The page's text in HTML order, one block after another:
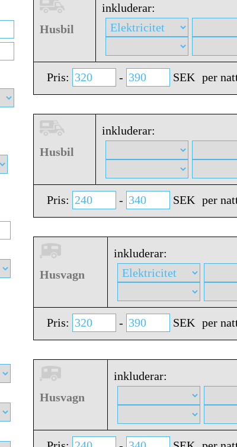
Husbil
inkluderar:
Pris: - SEK per
Husbil
inkluderar:
Pris: - SEK per
Husvagn
inkluderar:
Pris: - SEK per
Husvagn
inkluderar: